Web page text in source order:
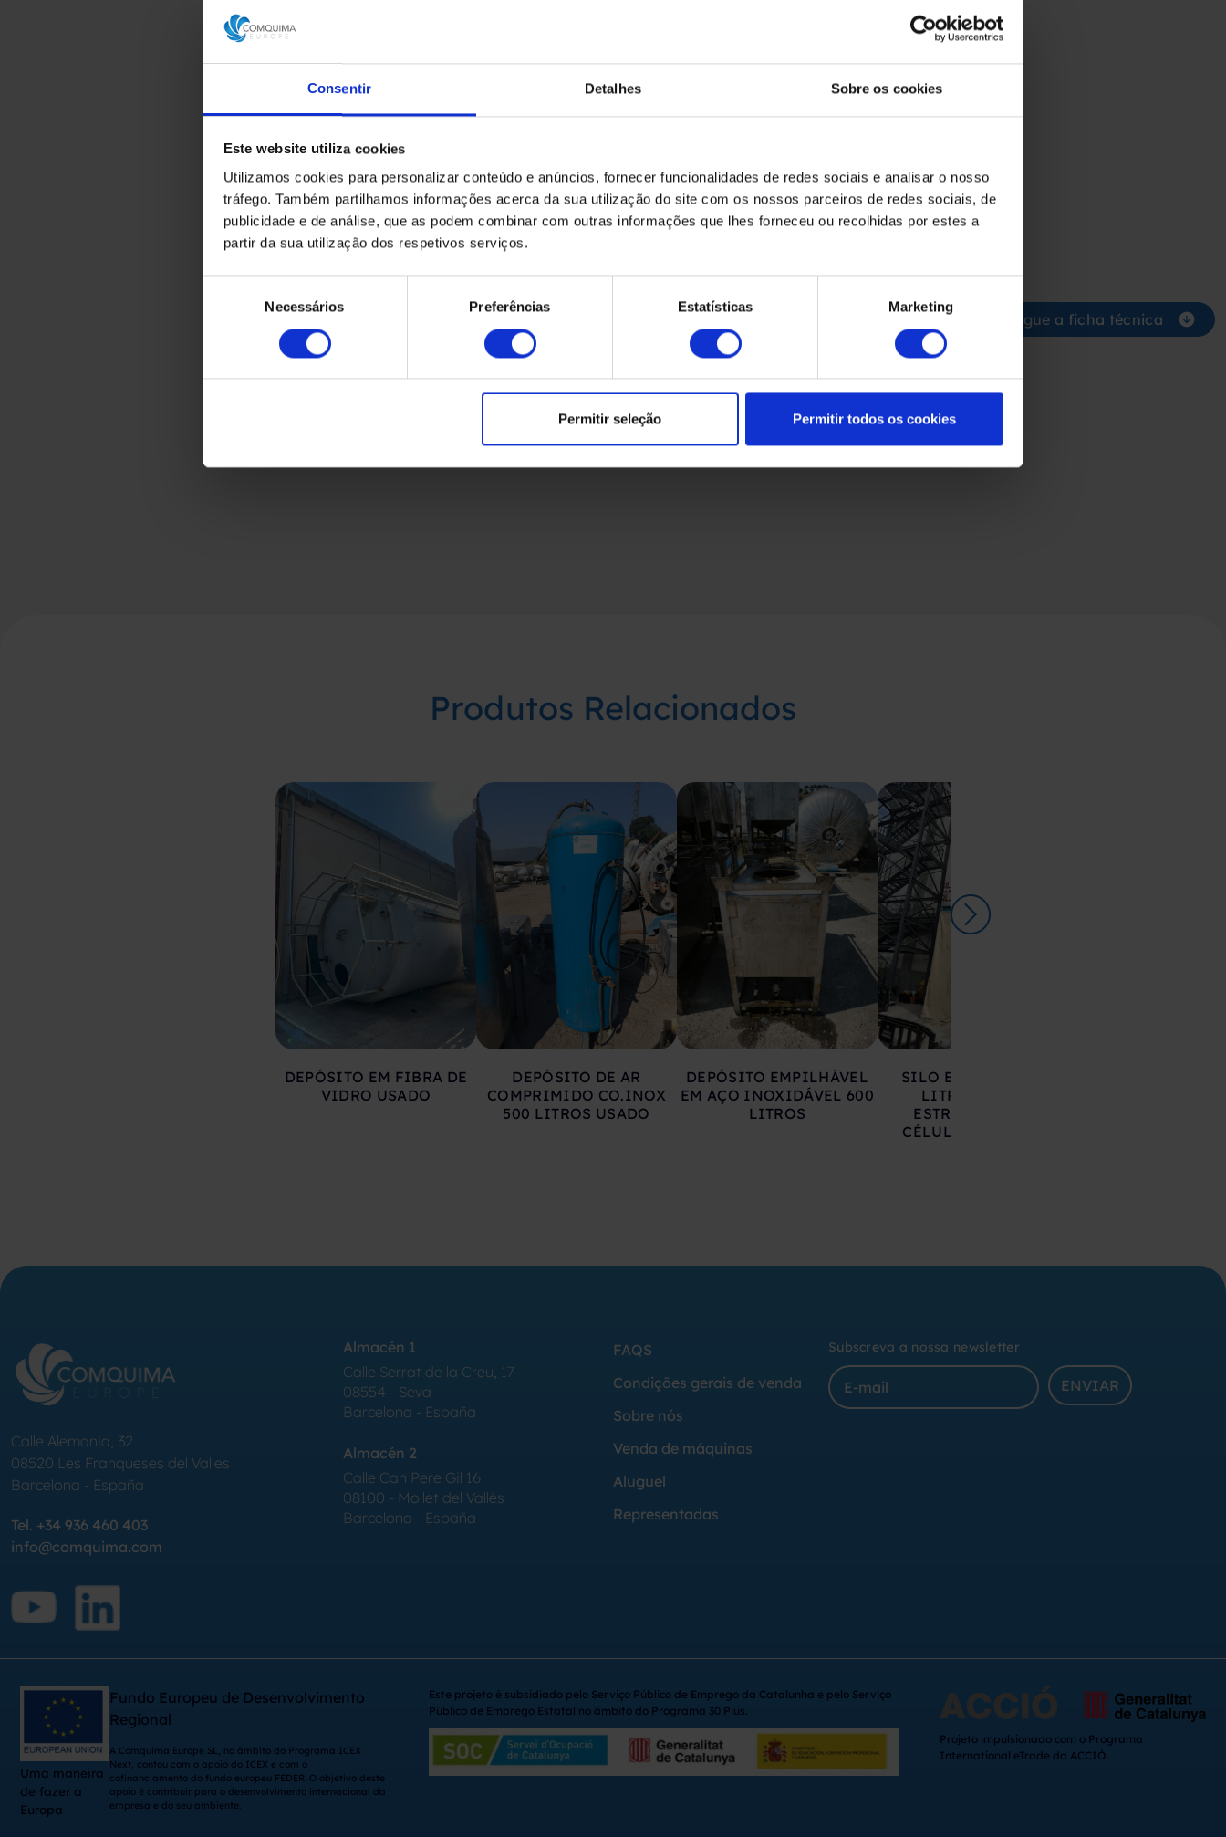
Consentir Detalhes Sobre os cookies
Este website utiliza cookies
Utilizamos cookies para personalizar conteúdo e anúncios, fornecer funcionalidades de redes sociais e analisar o nosso
tráfego. Também partilhamos informações acerca da sua utilização do site com os nossos parceiros de redes sociais, de
publicidade e de análise, que as podem combinar com outras informações que lhes forneceu ou recolhidas por estes a
partir da sua utilização dos respetivos serviços.
consentimento
Necessários Preferências Estatísticas Marketing
Permitir seleção Permitir todos os cookies
Largura 1500 mm
Altura 3650 mm
Solicite aqui o seu
orçamento
Descarregue a ficha técnica
Produtos Relacionados
DEPÓSITO EM FIBRA DE
VIDRO USADO
DEPÓSITO DE AR
COMPRIMIDO CO.INOX
500 LITROS USADO
DEPÓSITO EMPILHÁVEL
EM AÇO INOXIDÁVEL 600
LITROS
SILO EM AÇO 17.000
LITROS SOBRE
ESTRUTURA COM
CÉLULAS DE CARGA
Calle Alemania, 32
08520 Les Franqueses del Valles
Barcelona - España
Tel. +34 936 460 403
info@comquima.com
Almacén 1
Calle Serrat de la Creu, 17
08554 - Seva
Barcelona - España
Almacén 2
Calle Can Pere Gil 16
08100 - Mollet del Vallés
Barcelona - España
FAQS
Condições gerais de venda
Sobre nós
Venda de máquinas
Aluguel
Representadas
Subscreva a nossa newsletter
ENVIAR
Uma maneira
de fazer a
Europa
Fundo Europeu de Desenvolvimento
Regional
A Comquima Europe SL, no âmbito do Programa ICEX
Next, contou com o apoio do ICEX e com o
cofinanciamento do fundo europeu FEDER. O objetivo deste
apoio é contribuir para o desenvolvimento internacional da
empresa e do seu ambiente.
Este projeto é subsidiado pelo Serviço Público de Emprego da Catalunha e pelo Serviço
Público de Emprego Estatal no âmbito do Programa 30 Plus.
Projeto impulsionado com o Programa
International eTrade da ACCIÓ.